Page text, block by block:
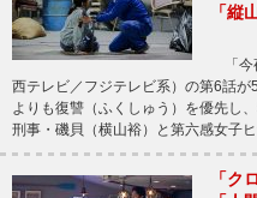
「縦
「今
西テレビ／フジテレビ系）の第6話
よりも復讐（ふくしゅう）を優先し
刑事・磯貝（横山裕）と第六感女子
「ク